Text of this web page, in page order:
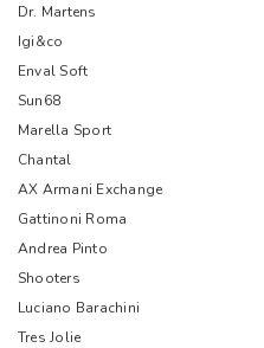
Dr. Martens
Igi&co
Enval Soft
Sun68
Marella Sport
Chantal
AX Armani Exchange
Gattinoni Roma
Andrea Pinto
Shooters
Luciano Barachini
Tres Jolie